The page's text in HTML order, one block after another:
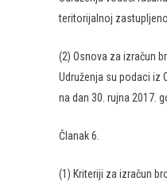
teritorijalnoj
(2) Osnova za izračun
Udruženja su podaci iz
na dan 30. rujna 2017.
Članak 6.
(1) Kriteriji za izračun